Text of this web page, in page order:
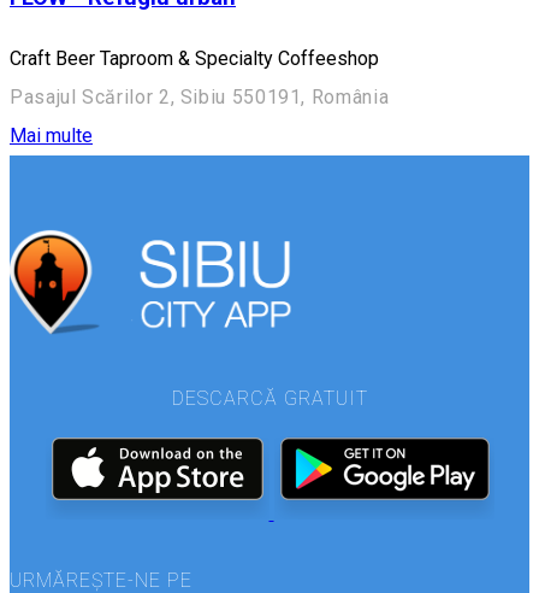
Craft Beer Taproom & Specialty Coffeeshop
Pasajul Scărilor 2, Sibiu 550191, România
Mai multe
DESCARCĂ GRATUIT
URMĂREȘTE-NE PE